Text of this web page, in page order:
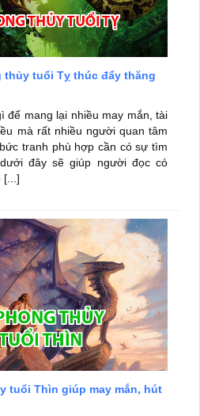
thủy tuổi Tỵ thúc đẩy thăng
để mang lại nhiều may mắn, tài
mà rất nhiều người quan tâm
tranh phù hợp cần có sự tìm
đây sẽ giúp người đọc có
[...]
tuổi Thìn giúp may mắn, hút